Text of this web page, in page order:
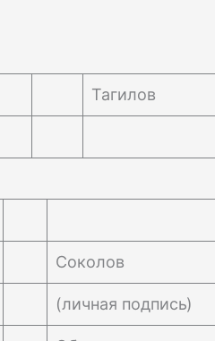
Тагилов
Соколов
(личная подпись)